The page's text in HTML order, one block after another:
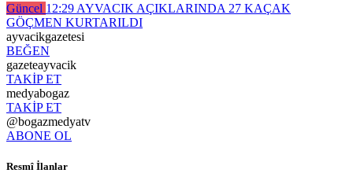
Güncel 12:29 AYVACIK AÇIKLARINDA 27 KAÇAK
GÖÇMEN KURTARILDI
ayvacikgazetesi
BEĞEN
gazeteayvacik
TAKİP ET
medyabogaz
TAKİP ET
@bogazmedyatv
ABONE OL
Resmî İlanlar